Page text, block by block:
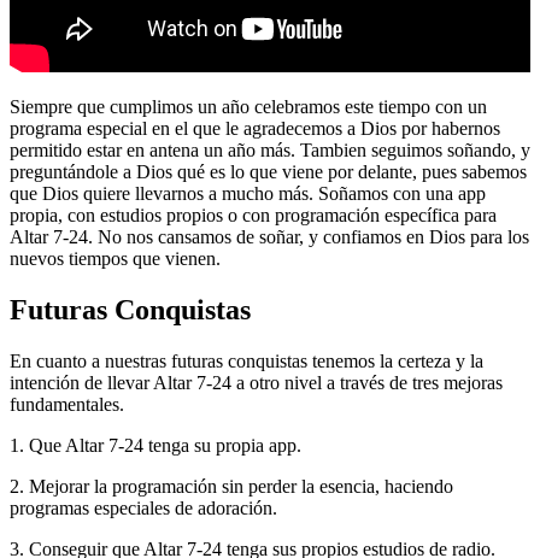
Siempre que cumplimos un año celebramos este tiempo con un
programa especial en el que le agradecemos a Dios por habernos
permitido estar en antena un año más. Tambien seguimos soñando, y
preguntándole a Dios qué es lo que viene por delante, pues sabemos
que Dios quiere llevarnos a mucho más. Soñamos con una app
propia, con estudios propios o con programación específica para
Altar 7-24. No nos cansamos de soñar, y confiamos en Dios para los
nuevos tiempos que vienen.
Futuras Conquistas
En cuanto a nuestras futuras conquistas tenemos la certeza y la
intención de llevar Altar 7-24 a otro nivel a través de tres mejoras
fundamentales.
1. Que Altar 7-24 tenga su propia app.
2. Mejorar la programación sin perder la esencia, haciendo
programas especiales de adoración.
3. Conseguir que Altar 7-24 tenga sus propios estudios de radio.